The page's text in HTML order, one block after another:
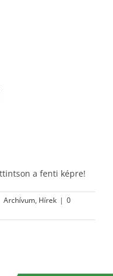
a fenti képre!
Archívum, Hírek | 0